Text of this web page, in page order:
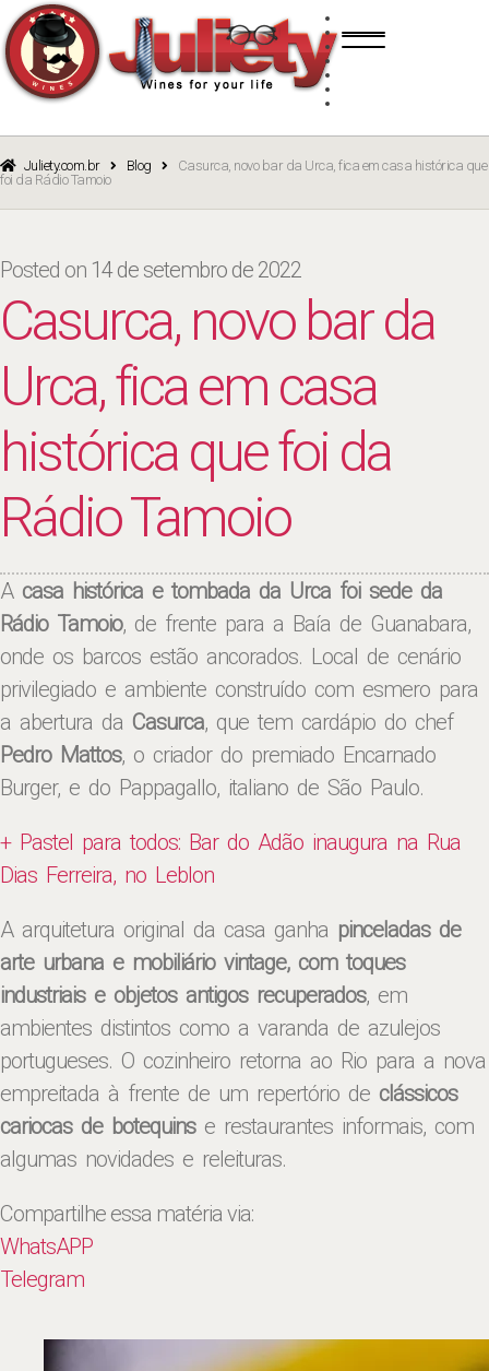
navigation
content
BRANCO
ROSÉ
Juliety.com.br Blog
Casurca, novo bar da Urca, fica em casa histórica que
foi da Rádio Tamoio
Posted on 14 de setembro de 2022
Casurca, novo bar da
Urca, fica em casa
histórica que foi da
Rádio Tamoio
A casa histórica e tombada da Urca foi sede da
Rádio Tamoio, de frente para a Baía de Guanabara,
onde os barcos estão ancorados. Local de cenário
privilegiado e ambiente construído com esmero para
a abertura da Casurca, que tem cardápio do chef
Pedro Mattos, o criador do premiado Encarnado
Burger, e do Pappagallo, italiano de São Paulo.
+ Pastel para todos: Bar do Adão inaugura na Rua
Dias Ferreira, no Leblon
A arquitetura original da casa ganha pinceladas de
arte urbana e mobiliário vintage, com toques
industriais e objetos antigos recuperados, em
ambientes distintos como a varanda de azulejos
portugueses. O cozinheiro retorna ao Rio para a nova
empreitada à frente de um repertório de clássicos
cariocas de botequinse restaurantes informais, com
algumas novidades e releituras.
Compartilhe essa matéria via:
WhatsAPP
Telegram